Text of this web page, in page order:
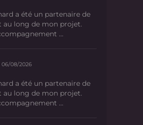
a été un partenaire de
au long de mon projet.
...
06/08/2026
a été un partenaire de
au long de mon projet.
...